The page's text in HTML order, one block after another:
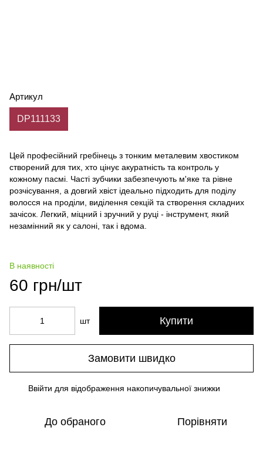
Артикул
DP111133
Цей професійний гребінець з тонким металевим хвостиком
створений для тих, хто цінує акуратність та контроль у
кожному пасмі. Часті зубчики забезпечують м'яке та рівне
розчісування, а довгий хвіст ідеально підходить для поділу
волосся на проділи, виділення секцій та створення складних
зачісок. Легкий, міцний і зручний у руці - інструмент, який
незамінний як у салоні, так і вдома.
В наявності
60 грн/шт
шт Купити
Замовити швидко
Ввійти для відображення накопичувальної знижки
До обраного Порівняти